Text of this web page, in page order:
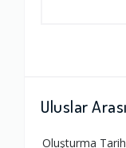
Uluslar
Oluşturma